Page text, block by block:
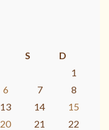
S
D
1
6 7
8
13 14
15
20 21
22